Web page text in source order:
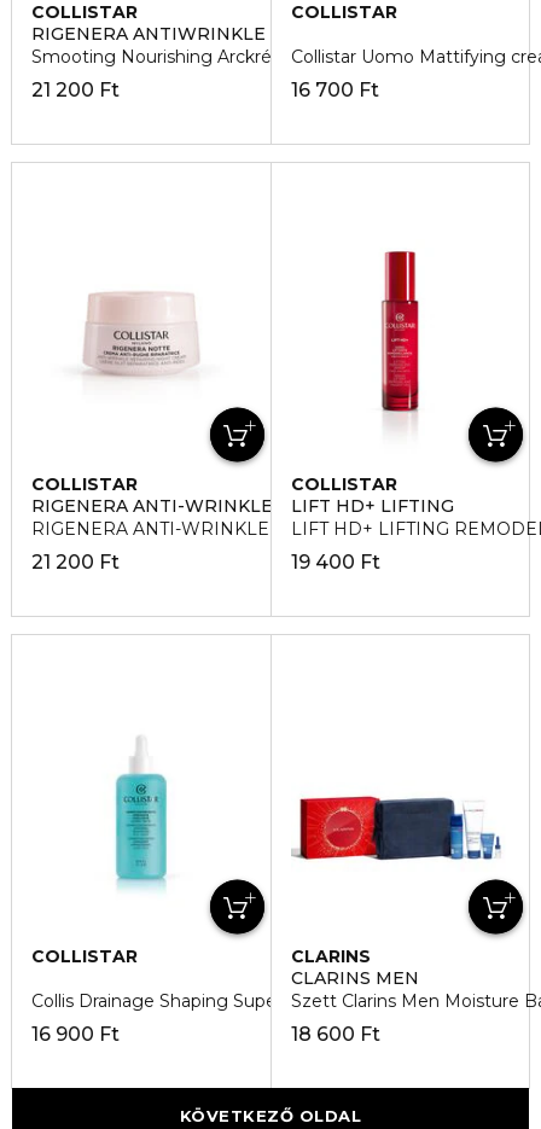
COLLISTAR
RIGENERA ANTIWRINKLE
Smooting Nourishing Arckrém
21 200 Ft
COLLISTAR
Collistar Uomo Mattifying
16 700 Ft
COLLISTAR
RIGENERA ANTI-WRINKLE
RIGENERA ANTI-WRINKLE REPAIRING Éjszakai arckrém
21 200 Ft
COLLISTAR
LIFT HD+ LIFTING
LIFT HD+ LIFTING
19 400 Ft
COLLISTAR
Collis Drainage Shaping Super Concentrate 200ml
16 900 Ft
CLARINS
CLARINS MEN
Szett Clarins Men Moisture
18 600 Ft
KÖVETKEZŐ OLDAL